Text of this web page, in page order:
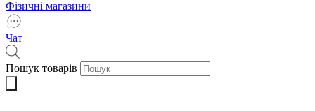
Фізичні магазини
Чат
Пошук товарів